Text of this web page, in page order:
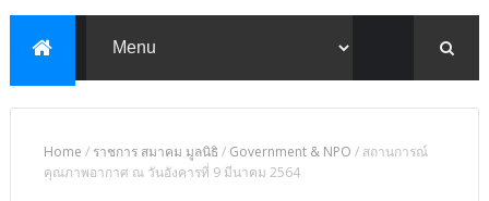
Home / ราชการ สมาคม มูลนิธิ / Government & NPO / สถานการณ์
คุณภาพอากาศ ณ วันอังคารที่ 9 มีนาคม 2564